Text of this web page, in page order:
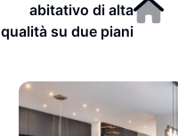
abitativo di alta
qualità su due piani